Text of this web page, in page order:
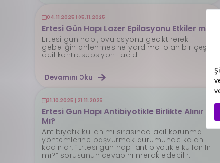
04.11.2025 | 05.11.2025
Ertesi Gün Hapı Lazer Epilasyonu Etkiler mi?
Ertesi gün hapı, ovülasyonu geciktirerek
gebeliğin önlenmesine yardımcı olan bir çeşit
acil kontrasepsiyon ilacıdır.
Devamını Oku
31.10.2025 | 21.11.2025
Ertesi Gün Hapı Antibiyotikle Birlikte Alınır
Mı?
Antibiyotik kullanımı sırasında acil korunma
yöntemlerine başvurmak durumunda kalan
kadınlar, “Ertesi gün hapı antibiyotikle kullanılır
mı?” sorusunun cevabını merak edebilir.